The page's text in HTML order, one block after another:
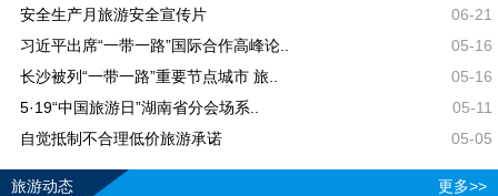
安全生产月旅游安全宣传片
06-21
习近平出席“一带一路”国际合作高峰论..
05-16
长沙被列“一带一路”重要节点城市 旅..
05-16
5·19“中国旅游日”湖南省分会场系..
05-11
自觉抵制不合理低价旅游承诺
05-05
旅游动态 更多>>